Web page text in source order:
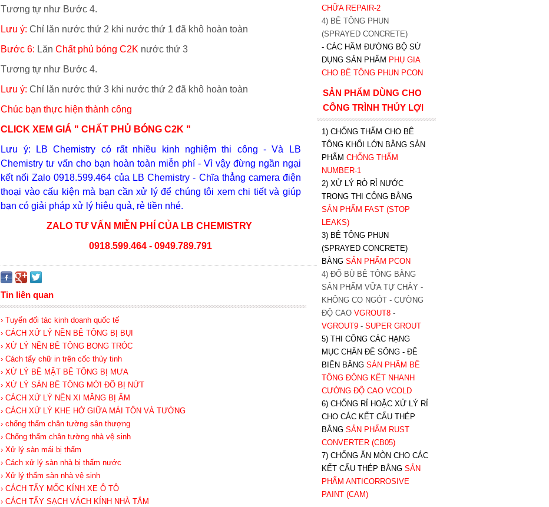
Tương tự như Bước 4.
Lưu ý: Chỉ lăn nước thứ 2 khi nước thứ 1 đã khô hoàn toàn
Bước 6: LănChất phủ bóng C2K nước thứ 3
Tương tự như Bước 4.
Lưu ý:Chỉ lăn nước thứ 3 khi nước thứ 2 đã khô hoàn toàn
Chúc bạn thực hiện thành công
CLICK XEM GIÁ " CHẤT PHỦ BÓNG C2K "
Lưu ý:
LB Chemistry có rất nhiều kinh nghiệm thi công - Và
LB
Chemistry tư vấn cho bạn hoàn toàn miễn phí - Vì vậy đừng ngần ngại
kết nối Zalo 0918.599.464 của LB Chemistry - Chĩa thẳng camera điện
thoại vào cấu kiện mà bạn cần xử lý để chúng tôi xem chi tiết và giúp
bạn có giải pháp xử lý hiệu quả, rẻ tiền nhé.
ZALO TƯ VẤN MIỄN PHÍ CỦA LB CHEMISTRY
0918.599.464 -0949.789.791
Tin liên quan
› Tuyển đối tác kinh doanh quốc tế
› CÁCH XỬ LÝ NỀN BÊ TÔNG BỊ BỤI
› XỬ LÝ NỀN BÊ TÔNG BONG TRÓC
› Cách tẩy chữ in trên cốc thủy tinh
› XỬ LÝ BỀ MẶT BÊ TÔNG BỊ MƯA
› XỬ LÝ SÀN BÊ TÔNG MỚI ĐỔ BỊ NỨT
› CÁCH XỬ LÝ NỀN XI MĂNG BỊ ẨM
› CÁCH XỬ LÝ KHE HỞ GIỮA MÁI TÔN VÀ TƯỜNG
› chống thấm chân tường sân thượng
› Chống thấm chân tường nhà vệ sinh
› Xử lý sàn mái bị thấm
› Cách xử lý sàn nhà bị thấm nước
› Xử lý thấm sàn nhà vệ sinh
› CÁCH TẨY MỐC KÍNH XE Ô TÔ
› CÁCH TẨY SẠCH VÁCH KÍNH NHÀ TẮM
CHỮA REPAIR-2
4) BÊ TÔNG PHUN
(SPRAYED CONCRETE)
- CÁC HẦM ĐƯỜNG BỘ SỬ
DỤNG SẢN PHẨM PHỤ GIA
CHO BÊ TÔNG PHUN PCON
SẢN PHẨM DÙNG CHO
CÔNG TRÌNH THỦY LỢI
1) CHỐNG THẤM CHO BÊ
TÔNG KHỐI LỚN BẰNG SẢN
PHẨM CHỐNG THẤM
NUMBER-1
2) XỬ LÝ RÒ RỈ NƯỚC
TRONG THI CÔNG BẰNG
SẢN PHẨM FAST (STOP
LEAKS)
3) BÊ TÔNG PHUN
(SPRAYED CONCRETE)
BẰNG SẢN PHẨM PCON
4) ĐỔ BÙ BÊ TÔNG BẰNG
SẢN PHẨM VỮA TỰ CHẢY -
KHÔNG CO NGÓT - CƯỜNG
ĐỘ CAO VGROUT8-
VGROUT9- SUPER GROUT
5) THI CÔNG CÁC HẠNG
MỤC CHÂN ĐÊ SÔNG - ĐÊ
BIỂN BẰNG SẢN PHẨM BÊ
TÔNG ĐÔNG KẾT NHANH
CƯỜNG ĐỘ CAO VCOLD
6) CHỐNG RỈ HOẶC XỬ LÝ RỈ
CHO CÁC KẾT CẤU THÉP
BẰNG SẢN PHẨM RUST
CONVERTER (CB05)
7) CHỐNG ĂN MÒN CHO CÁC
KẾT CẤU THÉP BẰNG SẢN
PHẨM ANTICORROSIVE
PAINT (CAM)